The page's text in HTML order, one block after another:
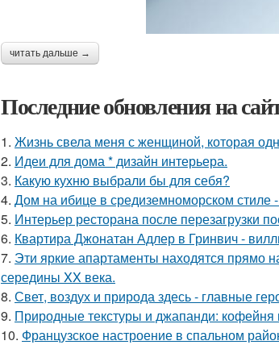
читать дальше →
Последние обновления на
1. Жизнь свела меня с женщиной, которая
2. Идеи для дома * дизайн интерьера.
3. Какую кухню выбрали бы для себя?
4. Дом на ибице в средиземноморском стиле
5. Интерьер ресторана после перезагрузки
6. Квартира Джонатан Адлер в Гринвич -
7. Эти яркие апартаменты находятся прямо
середины XX века.
8. Свет, воздух и природа здесь - главные
9. Природные текстуры и джапанди: кофейня
10. Французское настроение в спальном